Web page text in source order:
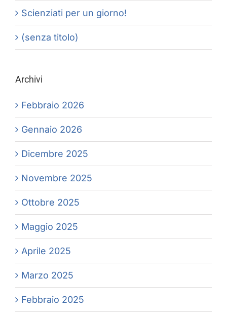
Scienziati per un giorno!
(senza titolo)
Archivi
Febbraio 2026
Gennaio 2026
Dicembre 2025
Novembre 2025
Ottobre 2025
Maggio 2025
Aprile 2025
Marzo 2025
Febbraio 2025